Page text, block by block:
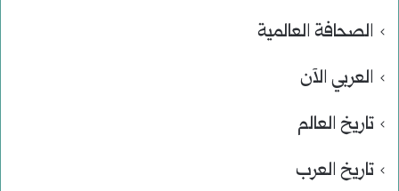
الصحافة العالمية
العربي الآن
تاريخ العالم
تاريخ العرب